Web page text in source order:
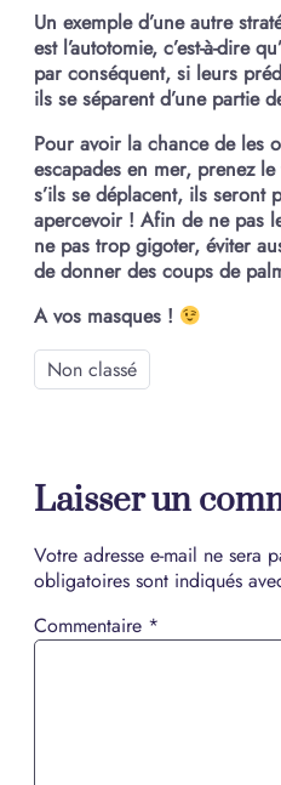
Un exemple d’une autre
est l’autotomie, c’est-à-dire
par conséquent, si leurs
ils se séparent d’une partie
Pour avoir la chance de les
escapades en mer, prenez
s’ils se déplacent, ils seront
apercevoir ! Afin de ne pas
ne pas trop gigoter, éviter
de donner des coups de
A vos masques !
Non classé
Laisser un
Votre adresse e-mail ne sera
obligatoires sont indiqués
Commentaire *